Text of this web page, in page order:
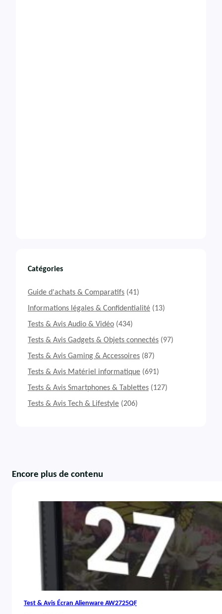
Catégories
Guide d'achats & Comparatifs (41)
Informations légales & Confidentialité (13)
Tests & Avis Audio & Vidéo (434)
Tests & Avis Gadgets & Objets connectés (97)
Tests & Avis Gaming & Accessoires (87)
Tests & Avis Matériel informatique (691)
Tests & Avis Smartphones & Tablettes (127)
Tests & Avis Tech & Lifestyle (206)
Encore plus de contenu
Test & Avis Écran Alienware AW2725QF